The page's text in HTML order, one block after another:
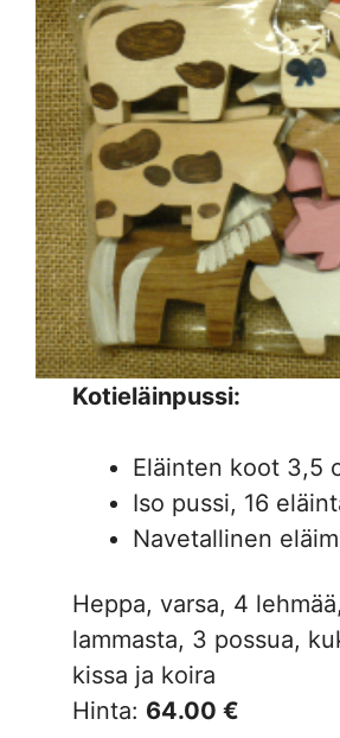
Kotieläinpussi:
Eläinten koot 3,5
Iso pussi, 16
Navetallinen
Heppa, varsa, 4
lammasta, 3 possua,
kissa ja koira
Hinta: 64.00 €